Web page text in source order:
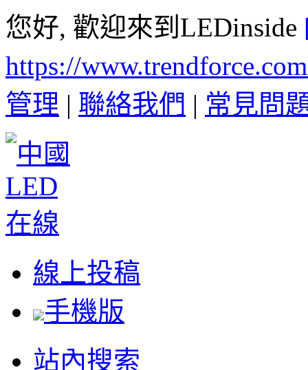
您好, 歡迎來到LEDinside
https://
管理 | 聯絡我們 | 常見問
線上投稿
手機版
站內搜索